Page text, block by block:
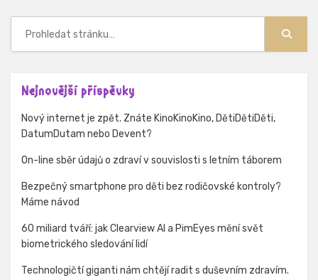
Nejnovější příspěvky
Nový internet je zpět. Znáte KinoKinoKino, DětiDětiDěti,
DatumDutam nebo Devent?
On-line sběr údajů o zdraví v souvislosti s letním táborem
Bezpečný smartphone pro děti bez rodičovské kontroly?
Máme návod
60 miliard tváří: jak Clearview AI a PimEyes mění svět
biometrického sledování lidí
Technologičtí giganti nám chtějí radit s duševním zdravím.